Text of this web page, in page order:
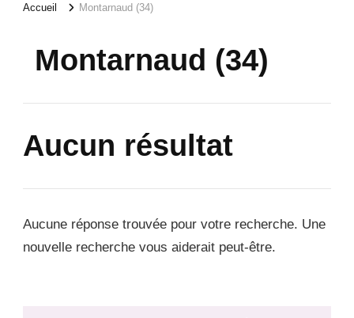
Accueil Montarnaud (34)
Montarnaud (34)
Aucun résultat
Aucune réponse trouvée pour votre recherche. Une
nouvelle recherche vous aiderait peut-être.